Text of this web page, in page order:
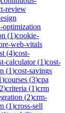
review
optimization
(1)cookie-
web-vitals
(4)cost-
calculator(1)cost-
(1)cost-savings
)courses (3)cpa
2)criteria (1)crm
(2)crm-
(1)cross-sell